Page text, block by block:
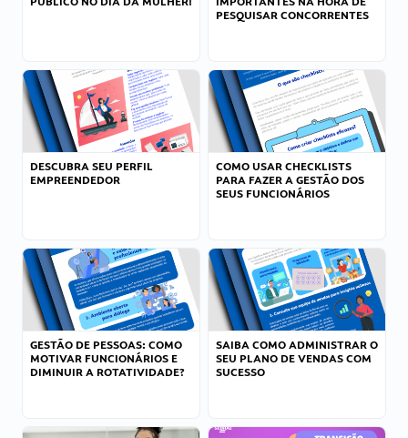
PESQUISAR CONCORRENTES
DESCUBRA SEU PERFIL
EMPREENDEDOR
COMO USAR CHECKLISTS
PARA FAZER A GESTÃO DOS
SEUS FUNCIONÁRIOS
GESTÃO DE PESSOAS: COMO
MOTIVAR FUNCIONÁRIOS E
DIMINUIR A ROTATIVIDADE?
SAIBA COMO ADMINISTRAR O
SEU PLANO DE VENDAS COM
SUCESSO